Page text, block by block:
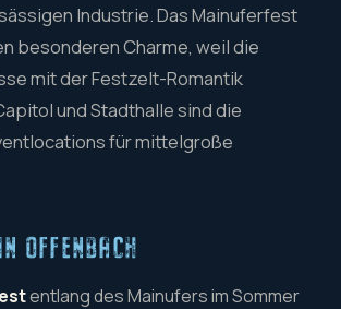
Industrie. Das Mainuferfest
besonderen Charme, weil die
mit der Festzelt-Romantik
und Stadthalle sind die
für mittelgroße
OFFENBACH
entlang des Mainufers im Sommer